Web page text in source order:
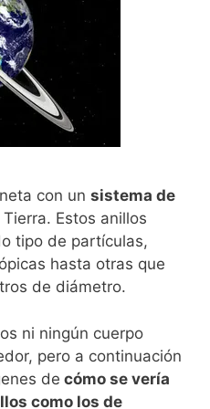
con un sistema de
Estos anillos
tipo de partículas,
hasta otras que
de diámetro.
ni ningún cuerpo
pero a continuación
de cómo se vería
como los de